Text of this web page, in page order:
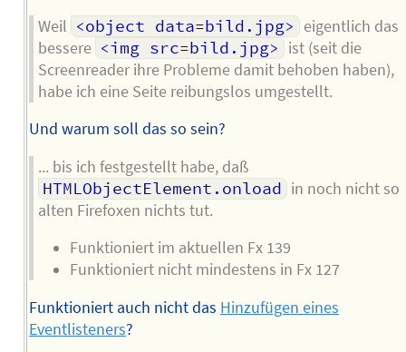
Weil <object data=bild.jpg> eigentlich das
bessere <img src=bild.jpg> ist (seit die
Screenreader ihre Probleme damit behoben haben),
habe ich eine Seite reibungslos umgestellt.
Und warum soll das so sein?
... bis ich festgestellt habe, daß
HTMLObjectElement.onload in noch nicht so
alten Firefoxen nichts tut.
Funktioniert im aktuellen Fx 139
Funktioniert nicht mindestens in Fx 127
Funktioniert auch nicht das Hinzufügen eines
Eventlisteners?